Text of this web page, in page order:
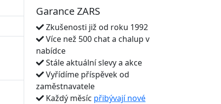
Garance ZARS
Zkušenosti již od roku 1992
Více než 500 chat a chalup v
nabídce
Stále aktuální slevy a akce
Vyřídíme příspěvek od
zaměstnavatele
Každý měsíc přibývají nové